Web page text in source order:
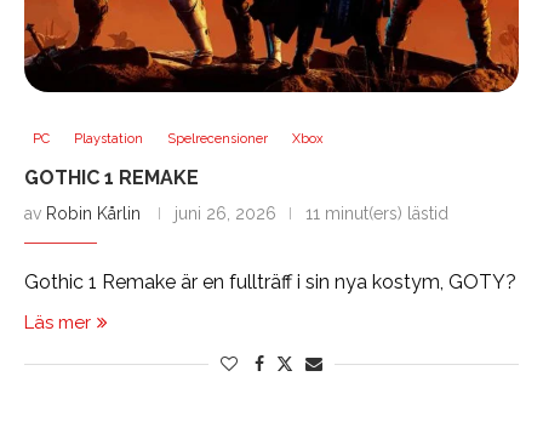
PC Playstation Spelrecensioner Xbox
GOTHIC 1 REMAKE
av Robin Kårlin juni 26, 2026 11 minut(ers) lästid
Gothic 1 Remake är en fullträff i sin nya kostym, GOTY?
Läs mer